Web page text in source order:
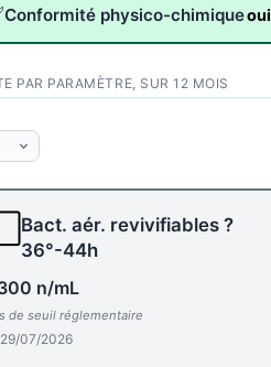
Conformité physico-chimiqueoui
PAR PARAMÈTRE, SUR 12 MOIS
Bact. aér. revivifiables ?
36°-44h
n/mL
de seuil réglementaire
29/07/2026